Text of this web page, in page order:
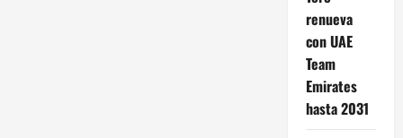
renueva
con UAE
Team
Emirates
hasta 2031